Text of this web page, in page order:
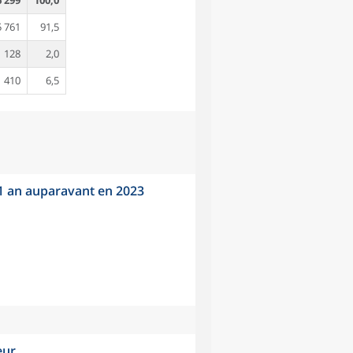
761
91,5
128
2,0
410
6,5
an auparavant en 2023